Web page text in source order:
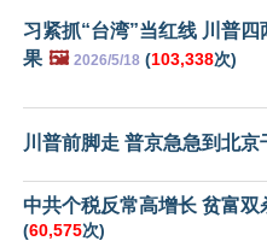
习紧抓“台湾”当红线 川普四
果 🖼️ 2026/5/18 (103,338次)
川普前脚走 普京急急到北京
中共个税反常高增长 贫富双
(60,575次)